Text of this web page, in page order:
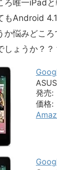
ろ唯一iPad
もAndroid
か悩みどこ
しょうか？？
ASUS
発売:
価格: